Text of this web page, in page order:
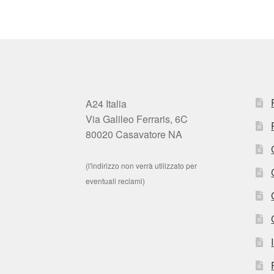
A24 Italia
Via Galileo Ferraris, 6C
80020 Casavatore NA
(l'indirizzo non verrà utilizzato per
eventuali reclami)